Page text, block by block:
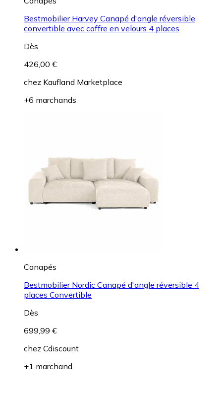
Bestmobilier Harvey Canapé d'angle réversible
convertible avec coffre en velours 4 places
Dès
426,00 €
chez Kaufland Marketplace
+6 marchands
Canapés
Bestmobilier Nordic Canapé d'angle réversible 4
places Convertible
Dès
699,99 €
chez Cdiscount
+1 marchand